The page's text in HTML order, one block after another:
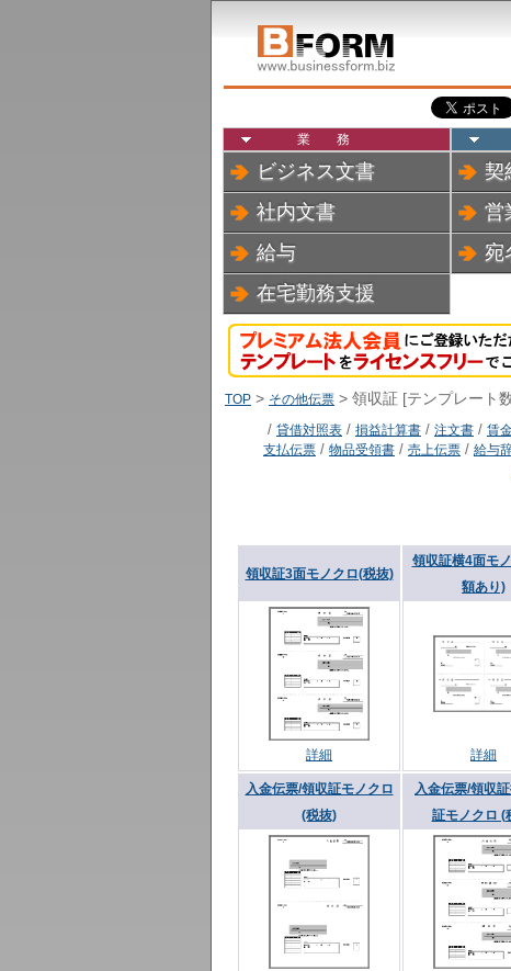
業務
ビジネス文書
社内文書
給与
在宅勤務支援
契
営
宛
TOP > その他伝票 > 領収証 [テンプレート
/ 貸借対照表/ 損益計算書/ 注文書/ 賃
支払伝票/ 物品受領書/ 売上伝票/ 給与
領収証3面モノクロ(税抜)
領収証横4面モ
額あり)
詳細 詳細
入金伝票/領収証モノクロ
(税抜)
入金伝票/領収
証モノクロ (